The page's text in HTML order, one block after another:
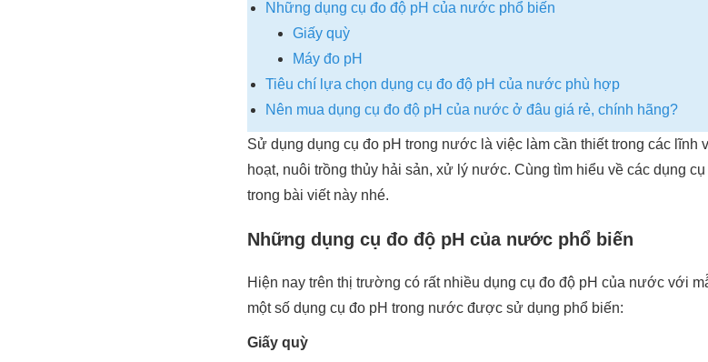
Những dụng cụ đo độ pH của nước phổ biến
Giấy quỳ
Máy đo pH
Tiêu chí lựa chọn dụng cụ đo độ pH của nước phù hợp
Nên mua dụng cụ đo độ pH của nước ở đâu giá rẻ, chính hãng?
Sử dụng dụng cụ đo pH trong nước là việc làm cần thiết trong các lĩnh
hoạt, nuôi trồng thủy hải sản, xử lý nước. Cùng tìm hiểu về các dụng
trong bài viết này nhé.
Những dụng cụ đo độ pH của nước phổ biến
Hiện nay trên thị trường có rất nhiều dụng cụ đo độ pH của nước với
một số dụng cụ đo pH trong nước được sử dụng phổ biến:
Giấy quỳ